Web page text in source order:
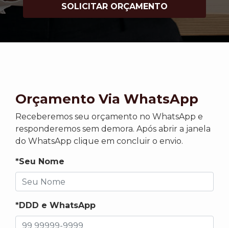
SOLICITAR ORÇAMENTO
Orçamento Via WhatsApp
Receberemos seu orçamento no WhatsApp e
responderemos sem demora. Após abrir a janela
do WhatsApp clique em concluir o envio.
*Seu Nome
*DDD e WhatsApp